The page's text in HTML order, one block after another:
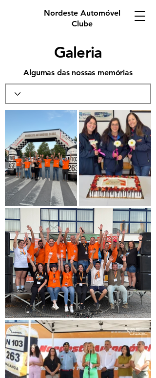
Nordeste Automóvel
Clube
Galeria
Algumas das nossas memórias